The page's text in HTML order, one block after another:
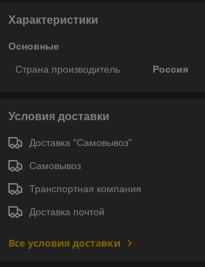
Характеристики
Основные
Страна производитель Россия
Условия доставки
Доставка "Самовывоз"
Самовывоз
Транспортная компания
Доставка почтой
Все условия доставки